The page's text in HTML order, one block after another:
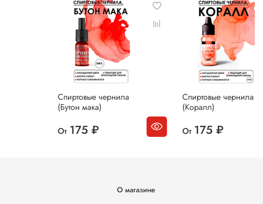
Спиртовые чернила
(Бутон мака)
От 175 ₽
Спиртовые чернила
(Коралл)
От 175 ₽
О магазине